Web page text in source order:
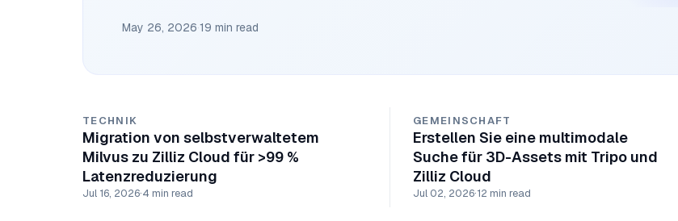
May 26, 2026·19 min read
TECHNIK
Migration von selbstverwaltetem
Milvus zu Zilliz Cloud für >99 %
Latenzreduzierung
Jul 16, 2026·4 min read
GEMEINSCHAFT
Erstellen Sie eine multimodale
Suche für 3D-Assets mit Tripo und
Zilliz Cloud
Jul 02, 2026·12 min read